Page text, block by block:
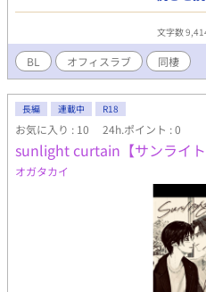
た航太はすっかり冷え込んでし
航太は蓮を煽るようにくっつい
きなくなり一戦を超える。 それ
蓮は倒れてしまう。 ※※※※※※
『眼鏡』『雪』『ペット』を使
筆修正版です。
文字数
BL オフィスラブ 同棲
長編 連載中 R18
お気に入り : 10 24h.ポイント : 0
sunlight curtain【サンライト
オガタカイ